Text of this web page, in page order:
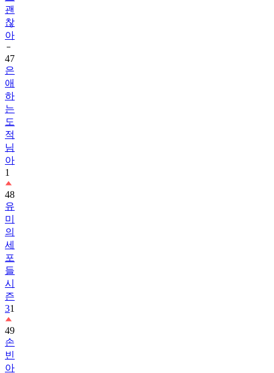
괜
찮
아
47
은
애
하
는
도
적
님
아
1
48
유
미
의
세
포
들
시
즌
31
49
손
빈
아